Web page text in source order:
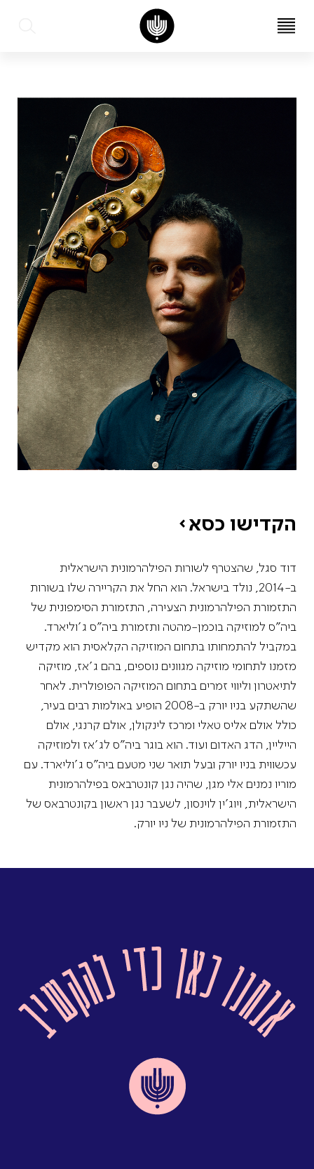
דוד סגל, שהצטרף לשורות הפילהרמונית הישראלית
ב-2014, נולד בישראל. הוא החל את הקריירה שלו בשורות
התזמורת הפילהרמונית הצעירה, התזמורת הסימפונית של
ביה”ס למוזיקה בוכמן-מהטה ותזמורת ביה”ס ג’וליארד.
במקביל להתמחותו בתחום המוזיקה הקלאסית הוא מקדיש
מזמנו לתחומי מוזיקה מגוונים נוספים, בהם ג’אז, מוזיקה
לתיאטרון וליווי זמרים בתחום המוזיקה הפופולרית. לאחר
שהשתקע בניו יורק ב-2008 הופיע באולמות רבים בעיר,
כולל אולם אליס טאלי ומרכז לינקולן, אולם קרנגי, אולם
הייליין, הדג האדום ועוד. הוא בוגר ביה”ס לג’אז ולמוזיקה
עכשווית בניו יורק ובעל תואר שני מטעם ביה”ס ג’וליארד. עם
מוריו נמנים אלי מגן, שהיה נגן קונטרבאס בפילהרמונית
הישראלית, ויוג’ין לוינסון, לשעבר נגן ראשון בקונטרבאס של
התזמורת הפילהרמונית של ניו יורק.
הקדישו כסא